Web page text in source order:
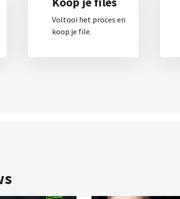
Voltooi het proces en
koop je file.